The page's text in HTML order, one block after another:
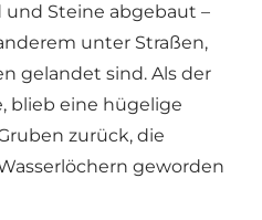
und Steine abgebaut –
unter Straßen,
gelandet sind. Als der
blieb eine hügelige
zurück, die
geworden